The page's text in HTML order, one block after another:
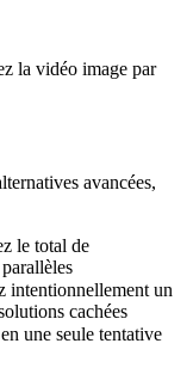
la vidéo image par
avancées,
le total de
intentionnellement un
cachées
une seule tentative